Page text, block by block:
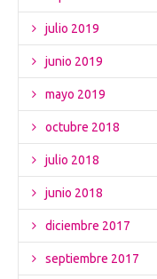
julio 2019
junio 2019
mayo 2019
octubre 2018
julio 2018
junio 2018
diciembre 2017
septiembre 2017